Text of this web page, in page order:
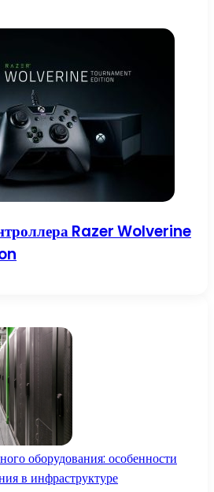
Razer Wolverine
оборудования: особенности
в инфраструктуре